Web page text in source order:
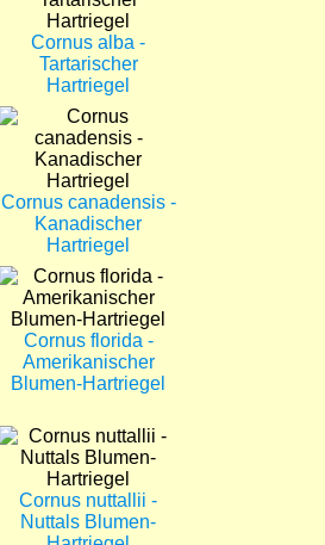
Cornus alba -
Tartarischer
Hartriegel
Bild
Cornus canadensis -
Kanadischer
Hartriegel
Bild
Cornus florida -
Amerikanischer
Blumen-Hartriegel
Bild
Cornus nuttallii -
Nuttals Blumen-